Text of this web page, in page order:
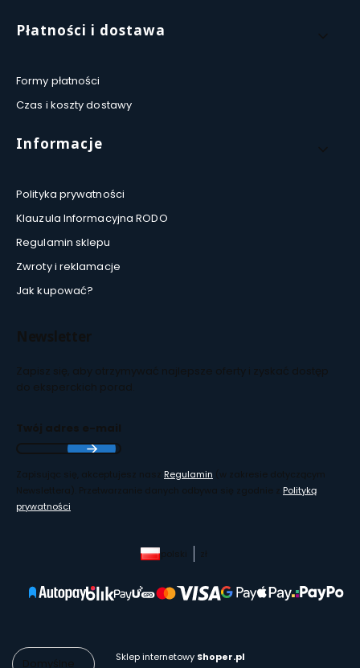
Domyślne
Płatności i dostawa
Formy płatności
Czas i koszty dostawy
Informacje
Polityka prywatności
Klauzula Informacyjna RODO
Regulamin sklepu
Zwroty i reklamacje
Jak kupować?
Newsletter
Zapisz się, aby otrzymywać najlepsze oferty i zyskać dostęp
do eksperckich porad.
Twój adres e-mail
Zapisując się, akceptujesz nasz Regulamin (w zakresie dotyczącym
Newslettera). Przetwarzanie danych odbywa się zgodnie z Polityką
prywatności
polski zł
Sklep internetowy Shoper.pl